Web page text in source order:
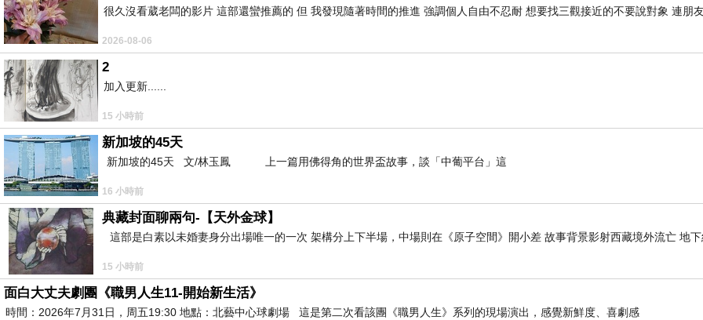
P_20190405_170017.jpg
很久沒看葳老闆的影片 這部還蠻推薦的 但 我發現隨著時間的推進 強調個人自由不忍耐 想要找三觀接近的不要說對象 連朋
2026-08-06
2
加入更新......
15 小時前
新加坡的45天
新加坡的45天 文/林玉鳳 上一篇用佛得角的世界盃故事，談「中葡平台」這
16 小時前
典藏封面聊兩句-【天外金球】
這部是白素以未婚妻身分出場唯一的一次 架構分上下半場，中場則在《原子空間》開小差 故事背景影射西藏境外流亡 地
15 小時前
面白大丈夫劇團《職男人生11-開始新生活》
時間：2026年7月31日，周五19:30 地點：北藝中心球劇場 這是第二次看該團《職男人生》系列的現場演出，感覺新鮮度、喜劇感